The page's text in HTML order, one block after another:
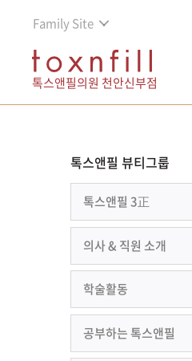
Family Site
톡스앤필의원 천안신부점
톡스앤필 뷰티그룹
톡스앤필 3正
의사 & 직원 소개
학술활동
공부하는 톡스앤필